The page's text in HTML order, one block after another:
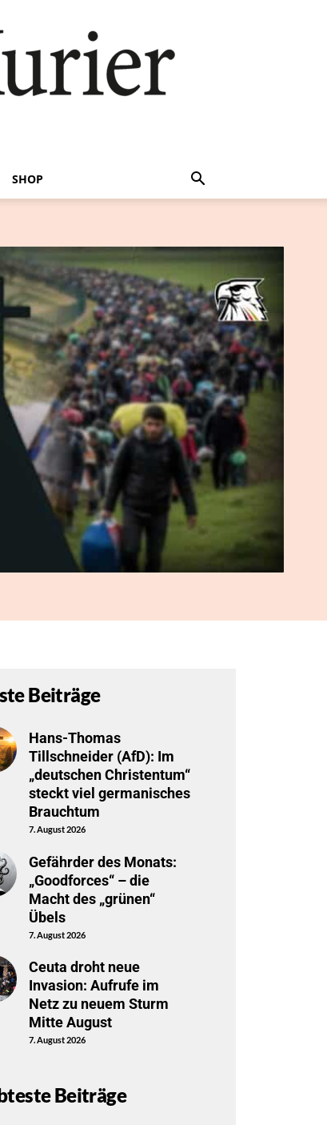
SHOP
Beiträge
Hans-Thomas
Tillschneider (AfD): Im
„deutschen Christentum“
steckt viel germanisches
Brauchtum
7. August 2026
Gefährder des Monats:
„Goodforces“ – die
Macht des „grünen“
Übels
7. August 2026
Ceuta droht neue
Invasion: Aufrufe im
Netz zu neuem Sturm
Mitte August
7. August 2026
Beiträge